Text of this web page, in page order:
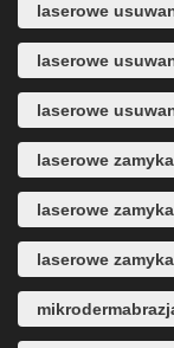
laserowe
laserowe
laserowe
laserowe
laserowe
laserowe